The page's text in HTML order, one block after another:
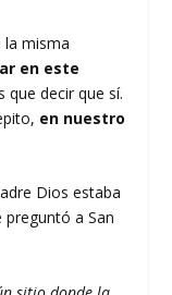
la misma
en este
decir que sí.
en nuestro
Dios estaba
a San